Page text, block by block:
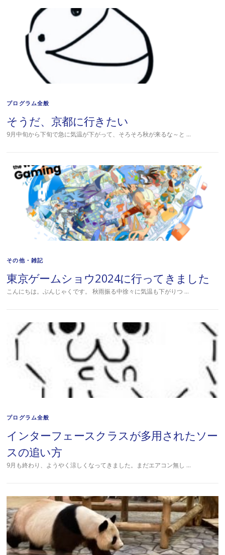
プログラム全般
そうだ、京都に行きたい
9月中旬から下旬で急に気温が下がって、そろそろ秋が来るな～と …
その他・雑記
東京ゲームショウ2024に行ってきました
こんにちは。ぶんじゃくです。 秋雨振る中徐々に気温も下がりつ …
プログラム全般
インターフェースクラスが多用されたソー
スの追い方
9月も終わり、ようやく涼しくなってきました。まだエアコン無し …